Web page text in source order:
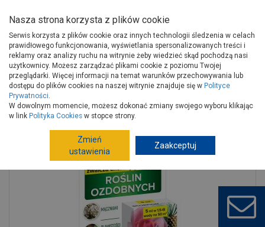
Strona główna Wokół domu
Ogród, hobby
Uprawa, pielęgnacja roślin
Środki ochrony roślin
Środek grzybobójczy Scorpion 325 SC 0,05 L AGRECOL
Nasza strona korzysta z plików cookie
Serwis korzysta z plików cookie oraz innych technologii śledzenia w celach
prawidłowego funkcjonowania, wyświetlania spersonalizowanych treści i
reklamy oraz analizy ruchu na witrynie żeby wiedzieć skąd pochodzą nasi
użytkownicy. Możesz zarządzać plikami cookie z poziomu Twojej
przeglądarki. Więcej informacji na temat warunków przechowywania lub
dostępu do plików cookies na naszej witrynie znajduje się w Polityce
Prywatności.
W dowolnym momencie, możesz dokonać zmiany swojego wyboru klikając
w link Polityka Cookies w stopce strony.
Zmień
ustawienia
Zaakceptuj